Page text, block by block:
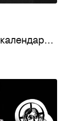
Лабиринт души Достоевского: календарь 2026